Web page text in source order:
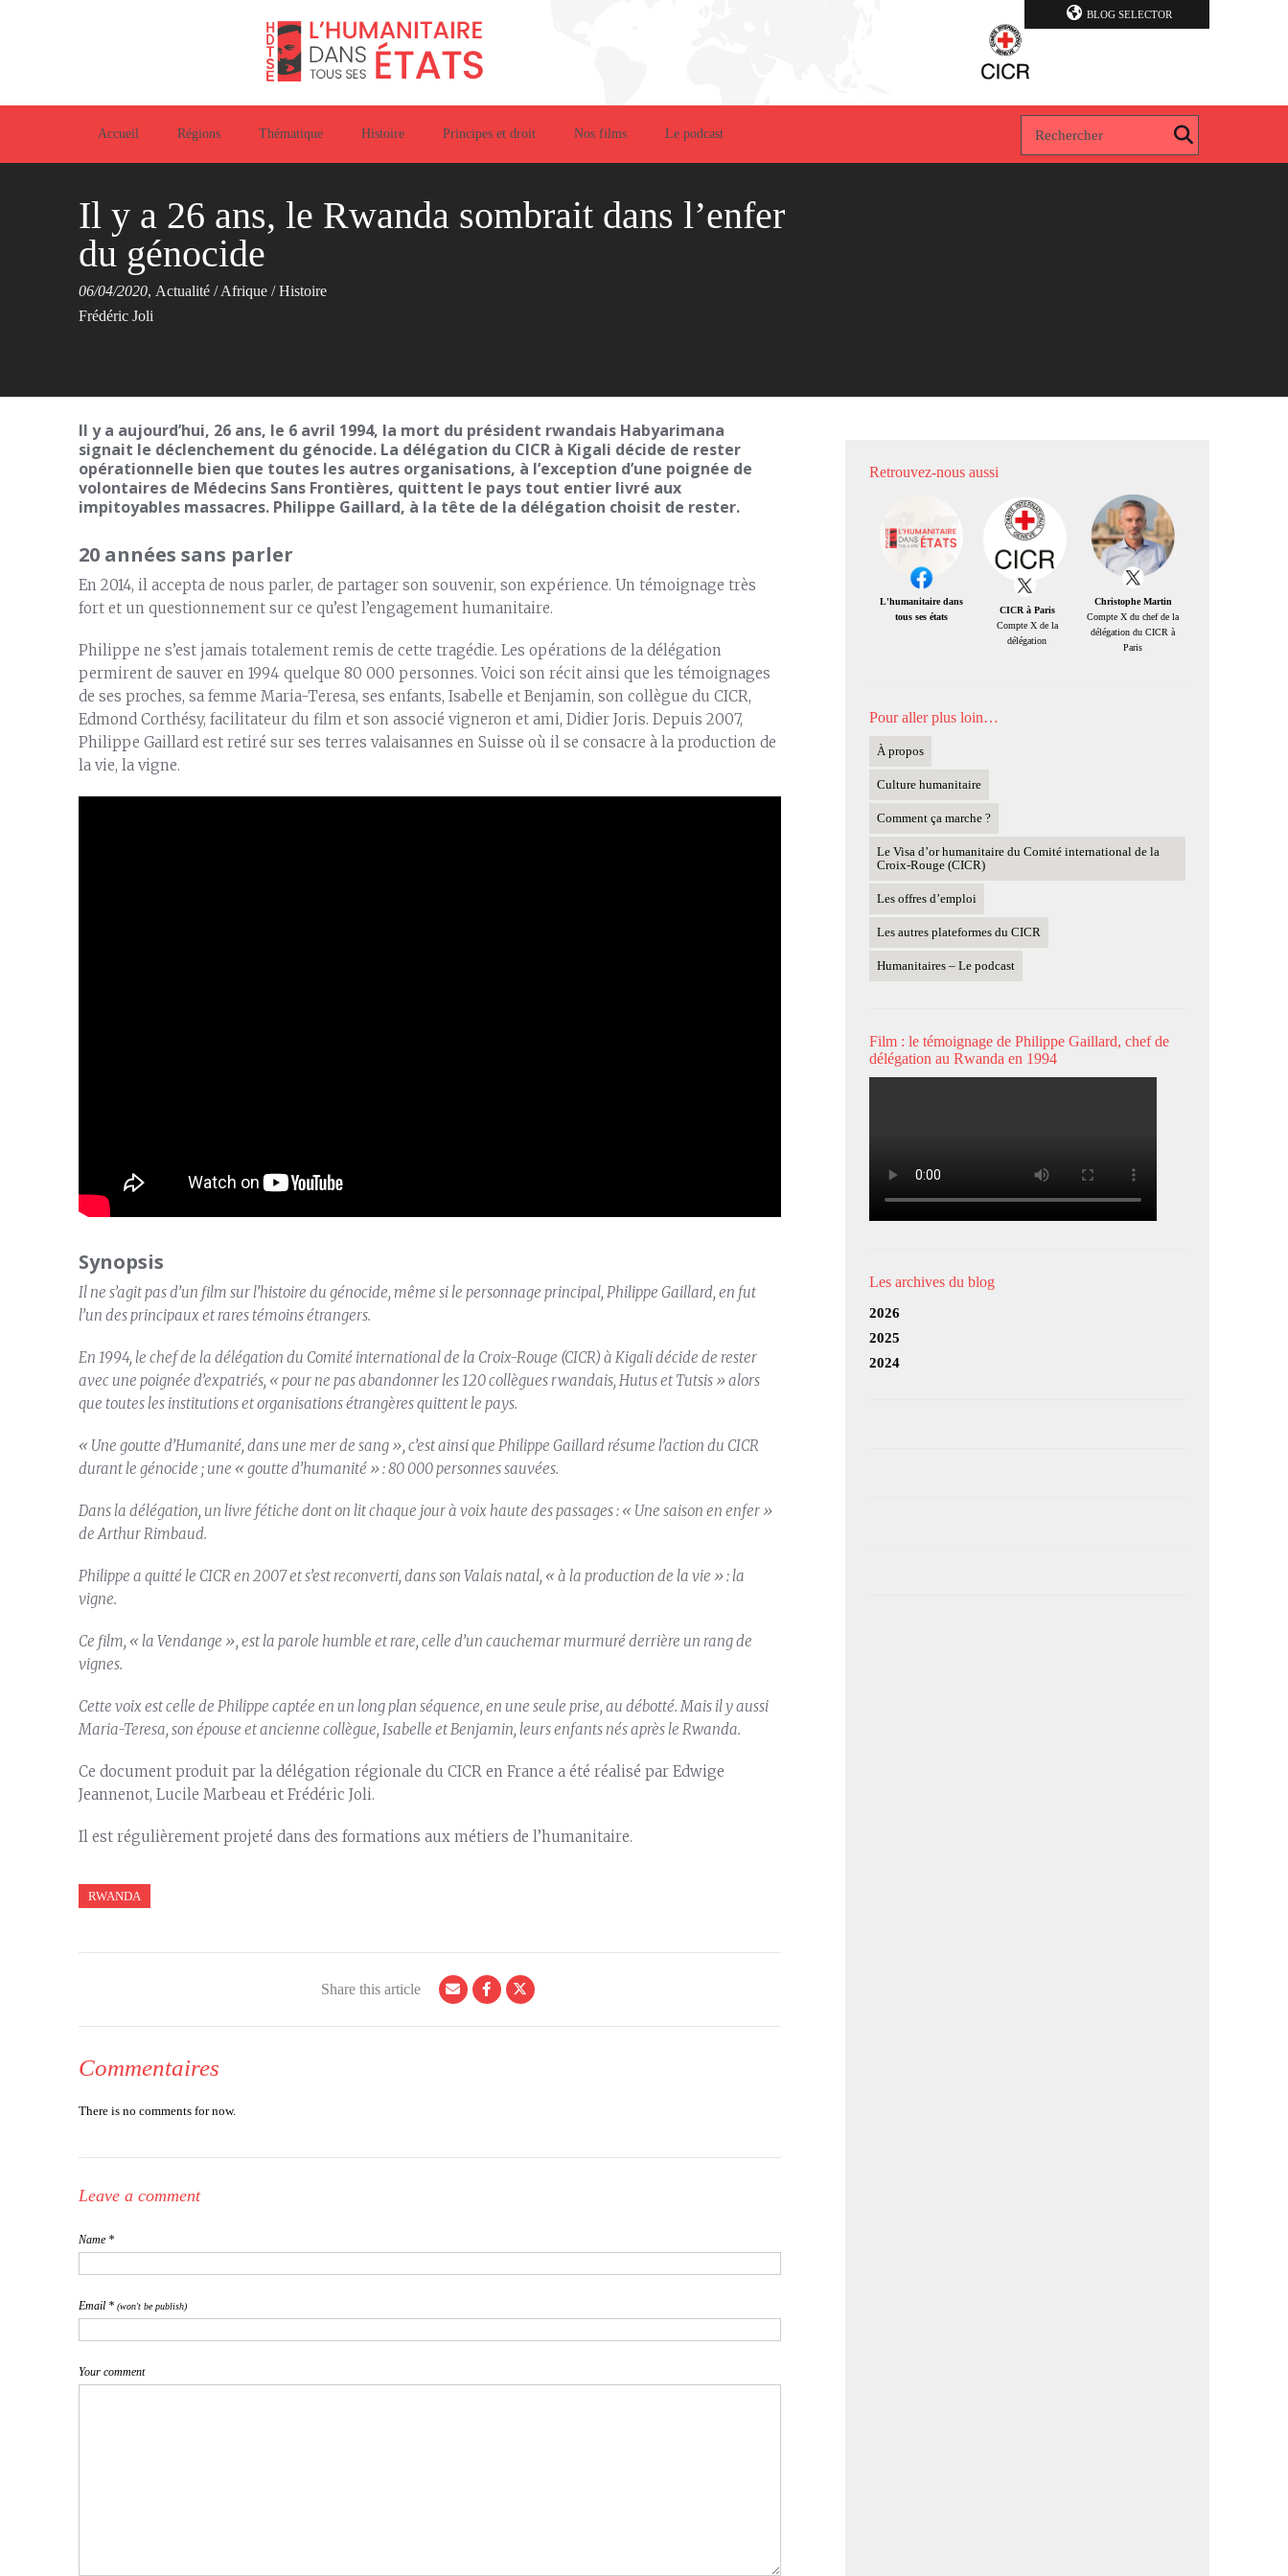
BLOG SELECTOR
Accueil Régions Thématique Histoire Principes et droit Nos films Le podcast
Il y a 26 ans, le Rwanda sombrait dans l’enfer
du génocide
06/04/2020, Actualité /Afrique /Histoire
Frédéric Joli
Il y a aujourd’hui, 26 ans, le 6 avril 1994, la mort du président rwandais Habyarimana
signait le déclenchement du génocide. La délégation du CICR à Kigali décide de rester
opérationnelle bien que toutes les autres organisations, à l’exception d’une poignée de
volontaires de Médecins Sans Frontières, quittent le pays tout entier livré aux
impitoyables massacres. Philippe Gaillard, à la tête de la délégation choisit de rester.
20 années sans parler
En 2014, il accepta de nous parler, de partager son souvenir, son expérience. Un témoignage très
fort et un questionnement sur ce qu’est l’engagement humanitaire.
Philippe ne s’est jamais totalement remis de cette tragédie. Les opérations de la délégation
permirent de sauver en 1994 quelque 80 000 personnes. Voici son récit ainsi que les témoignages
de ses proches, sa femme Maria-Teresa, ses enfants, Isabelle et Benjamin, son collègue du CICR,
Edmond Corthésy, facilitateur du film et son associé vigneron et ami, Didier Joris. Depuis 2007,
Philippe Gaillard est retiré sur ses terres valaisannes en Suisse où il se consacre à la production de
la vie, la vigne.
Synopsis
Il ne s’agit pas d’un film sur l’histoire du génocide, même si le personnage principal, Philippe Gaillard, en fut
l’un des principaux et rares témoins étrangers.
En 1994, le chef de la délégation du Comité international de la Croix-Rouge (CICR) à Kigali décide de rester
avec une poignée d’expatriés, « pour ne pas abandonner les 120 collègues rwandais, Hutus et Tutsis » alors
que toutes les institutions et organisations étrangères quittent le pays.
« Une goutte d’Humanité, dans une mer de sang », c’est ainsi que Philippe Gaillard résume l’action du CICR
durant le génocide ; une « goutte d’humanité » : 80 000 personnes sauvées.
Dans la délégation, un livre fétiche dont on lit chaque jour à voix haute des passages : « Une saison en enfer »
de Arthur Rimbaud.
Philippe a quitté le CICR en 2007 et s’est reconverti, dans son Valais natal, « à la production de la vie » : la
vigne.
Ce film, « la Vendange », est la parole humble et rare, celle d’un cauchemar murmuré derrière un rang de
vignes.
Cette voix est celle de Philippe captée en un long plan séquence, en une seule prise, au débotté. Mais il y aussi
Maria-Teresa, son épouse et ancienne collègue, Isabelle et Benjamin, leurs enfants nés après le Rwanda.
Ce document produit par la délégation régionale du CICR en France a été réalisé par Edwige
Jeannenot, Lucile Marbeau et Frédéric Joli.
Il est régulièrement projeté dans des formations aux métiers de l’humanitaire.
RWANDA
Share this article
Commentaires
There is no comments for now.
Leave a comment
Name *
Email * (won't be publish)
Your comment
Retrouvez-nous aussi
L'humanitaire dans
tous ses états
CICR à Paris
Compte X de la
délégation
Christophe Martin
Compte X du chef de la
délégation du CICR à
Paris
Pour aller plus loin…
À propos
Culture humanitaire
Comment ça marche ?
Le Visa d’or humanitaire du Comité international de la
Croix-Rouge (CICR)
Les offres d’emploi
Les autres plateformes du CICR
Humanitaires – Le podcast
Film : le témoignage de Philippe Gaillard, chef de
délégation au Rwanda en 1994
Les archives du blog
2026
2025
2024